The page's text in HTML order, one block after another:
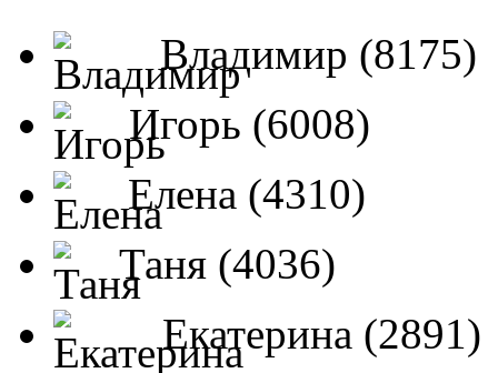
Владимир (8175)
Игорь (6008)
Елена (4310)
Таня (4036)
Екатерина (2891)